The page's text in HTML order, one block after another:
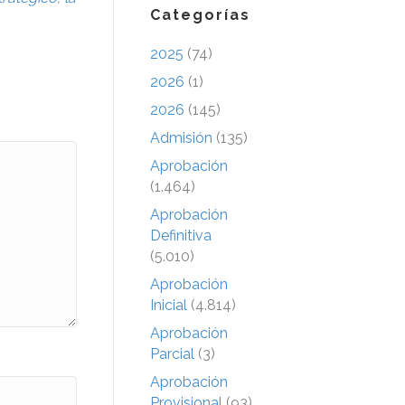
Categorías
2025 (74)
2026 (1)
2026 (145)
Admisión (135)
Aprobación
(1.464)
Aprobación
Definitiva
(5.010)
Aprobación
Inicial (4.814)
Aprobación
Parcial (3)
Aprobación